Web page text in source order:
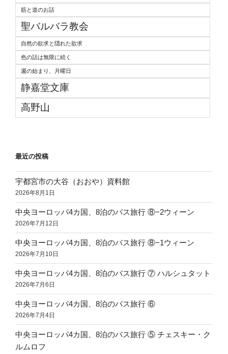
筋と道のお話
聖バルバラ教会
自然の欲求と隠れた欲求
色の話は無限に続く
週の始まり、月曜日
静嘉堂文庫
高野山
最近の投稿
宇都宮市の大谷（おおや）資料館
2026年8月1日
中央ヨーロッパ4カ国、8泊のバス旅行 ⑧−2ウィーン
2026年7月12日
中央ヨーロッパ4カ国、8泊のバス旅行 ⑧−1ウィーン
2026年7月10日
中央ヨーロッパ4カ国、8泊のバス旅行 ⑦ ハルシュタット
2026年7月6日
中央ヨーロッパ4カ国、8泊のバス旅行 ⑥
2026年7月4日
中央ヨーロッパ4カ国、8泊のバス旅行 ⑤ チェスキー・ク
ルムロフ